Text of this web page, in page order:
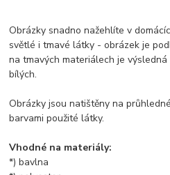
Obrázky snadno nažehlíte v
světlé i tmavé látky - obrázek je
na tmavých materiálech je
bílých.
Obrázky jsou natištěny na
barvami použité látky.
Vhodné na materiály:
*) bavlna